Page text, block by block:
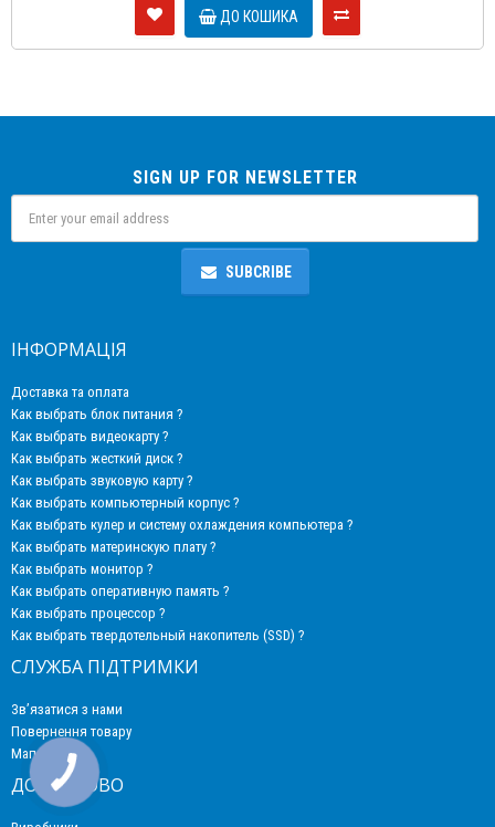
ДО КОШИКА
SIGN UP FOR NEWSLETTER
SUBCRIBE
ІНФОРМАЦІЯ
Доставка та оплата
Как выбрать блок питания ?
Как выбрать видеокарту ?
Как выбрать жесткий диск ?
Как выбрать звуковую карту ?
Как выбрать компьютерный корпус ?
Как выбрать кулер и систему охлаждения компьютера ?
Как выбрать материнскую плату ?
Как выбрать монитор ?
Как выбрать оперативную память ?
Как выбрать процессор ?
Как выбрать твердотельный накопитель (SSD) ?
СЛУЖБА ПІДТРИМКИ
Зв’язатися з нами
Повернення товару
Мапа сайту
ДОДАТКОВО